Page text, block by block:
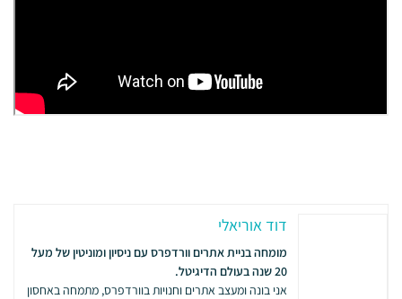
דוד אוריאלי
מומחה בניית אתרים וורדפרס עם ניסיון ומוניטין של מעל
20 שנה בעולם הדיגיטל.
אני בונה ומעצב אתרים וחנויות בוורדפרס, מתמחה באחסון